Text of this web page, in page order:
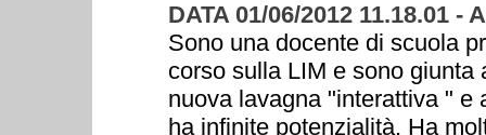
DATA 01/06/2012 11.18.01 -
Sono una docente di scuola
corso sulla LIM e sono
nuova lavagna "interattiva " e
ha infinite potenzialità. Ha